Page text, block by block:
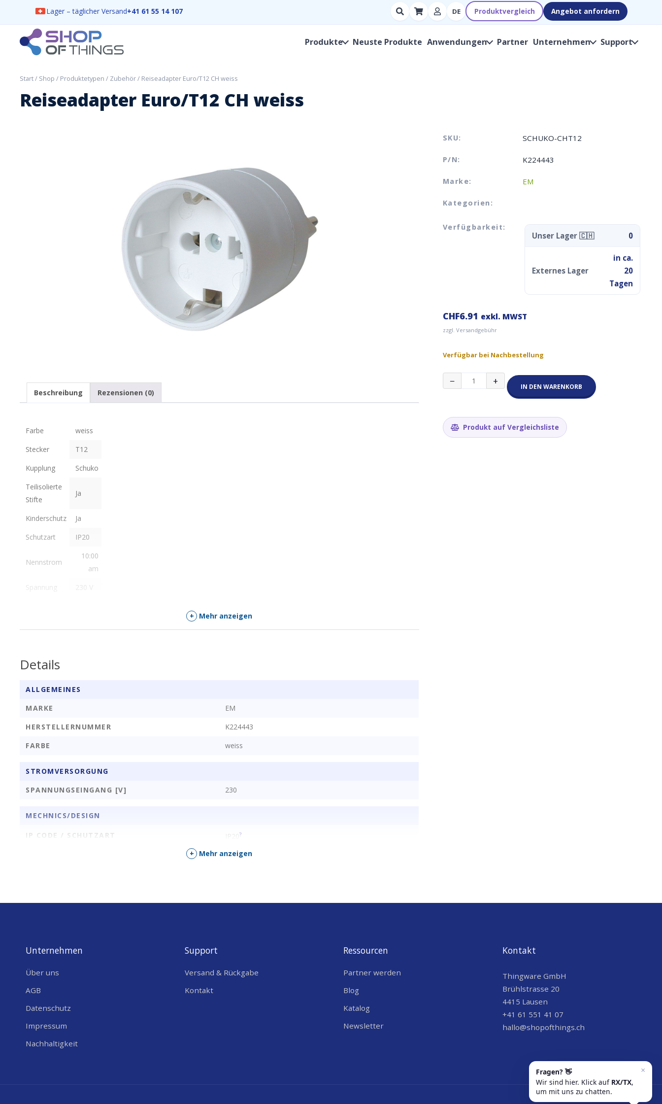
Lager – täglicher Versand+41 61 55 14 107
Suchen
nach
Hersteller,
DE Produktvergleich Angebot anfordern
ShopOfThings
Produkte Neuste Produkte Anwendungen Partner Unternehmen Support
Start/ Shop / Produktetypen / Zubehör/ Reiseadapter Euro/T12 CH weiss
Reiseadapter Euro/T12 CH weiss
SKU: SCHUKO-CHT12
P/N: K224443
Marke: EM
Kategorien:
Verfügbarkeit:
Unser Lager 🇨🇭 0
Externes Lager
in ca.
20
Tagen
CHF6.91 exkl. MWST
zzgl. Versandgebühr
Verfügbar bei Nachbestellung
−
Reiseadapter
Euro/T12
+ IN DEN WARENKORB
Produkt auf Vergleichsliste
Beschreibung Rezensionen (0)
Farbe
weiss
Stecker
T12
Kupplung
Schuko
Teilisolierte
Stifte
Ja
Kinderschutz
Ja
Schutzart
IP20
Nennstrom
10:00
am
Spannung
230 V
+ Mehr anzeigen
Details
ALLGEMEINES
MARKE
EM
HERSTELLERNUMMER
K224443
FARBE
weiss
STROMVERSORGUNG
SPANNUNGSEINGANG [V]
230
MECHNICS/DESIGN
IP CODE / SCHUTZART IP20 ?
+ Mehr anzeigen
Unternehmen
Über uns
AGB
Datenschutz
Impressum
Nachhaltigkeit
Support
Versand & Rückgabe
Kontakt
Ressourcen
Partner werden
Blog
Katalog
Newsletter
Kontakt
Thingware GmbH
Brühlstrasse 20
4415 Lausen
+41 61 551 41 07
hallo@shopofthings.ch